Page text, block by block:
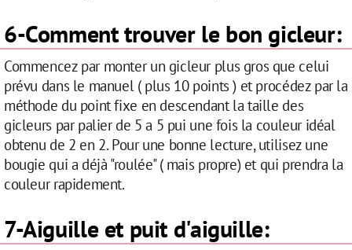
6-Comment trouver le bon gicleur:
Commencez par monter un gicleur plus gros que celui
prévu dans le manuel ( plus 10 points ) et procédez par la
méthode du point fixe en descendant la taille des
gicleurs par palier de 5 a 5 pui une fois la couleur idéal
obtenu de 2 en 2. Pour une bonne lecture, utilisez une
bougie qui a déjà "roulée" ( mais propre) et qui prendra la
couleur rapidement.
7-Aiguille et puit d'aiguille: